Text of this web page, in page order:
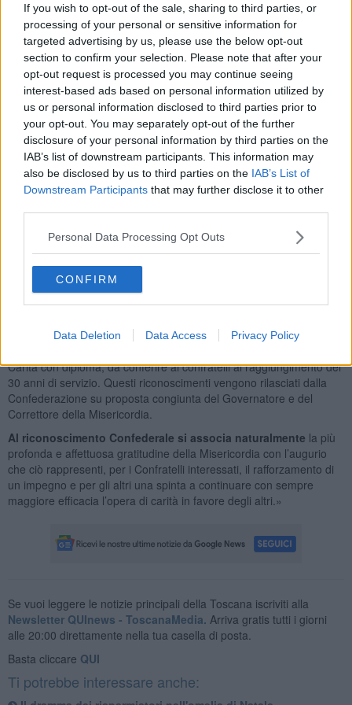
If you wish to opt-out of the sale, sharing to third parties, or
processing of your personal or sensitive information for
targeted advertising by us, please use the below opt-out
section to confirm your selection. Please note that after your
opt-out request is processed you may continue seeing
interest-based ads based on personal information utilized by
us or personal information disclosed to third parties prior to
your opt-out. You may separately opt-out of the further
disclosure of your personal information by third parties on the
IAB’s list of downstream participants. This information may
also be disclosed by us to third parties on the IAB’s List of
Downstream Participants that may further disclose it to other
Personal Data Processing Opt Outs
CONFIRM
Data Deletion Data Access Privacy Policy
subito la gabbanella bianca per fare i servizi,Domenico Giani,
anni di servizio, da anni è componente degli Organi statutari della
Misericordia.
E poi ancora
Alberto Veracini,33 anni di servizio, è componente
del Magistrato,Francesco Cianchi, 33 anni di servizio,
attualmente è nel gruppo che cura la professionalità degli altri
volontari e infineFrancesco Bartoli,31 anni di servizio, esempio
per la sua disponibilità
dice il Governatore della Misericordia
esprimiamo da sempre con il motto “Che Dio te ne renda merito”
ma particolari momenti e situazioni hanno bisogno di essere
senza enfasi, anche perché la fedeltà
al servizio di
carità trovi visibilità per essere di esempio a quanti stanno
condividendo questa meritoria opera.
E’ esclusivamente a questo fine che la Confederazione Nazionale
Croce al Merito della Carità con diploma, da conferire ai confratelli
Carità con diploma, da conferire ai confratelli al raggiungimento dei
30 anni di servizio. Questi riconoscimenti vengono rilasciati dalla
Confederazione su proposta congiunta del Governatore e del
Correttore della Misericordia.
Al riconoscimento Confederale si associa naturalmente la più
profonda e affettuosa gratitudine della Misericordia con l’augurio
che ciò rappresenti, per i Confratelli interessati, il rafforzamento di
un impegno e per gli altri una spinta a continuare con sempre
maggiore efficacia l’opera di carità in favore degli altri.»
Se vuoi leggere le notizie principali della Toscana iscriviti alla
Newsletter QUInews - ToscanaMedia. Arriva gratis tutti i giorni
alle 20:00 direttamente nella tua casella di posta.
Basta cliccare QUI
Ti potrebbe interessare anche: